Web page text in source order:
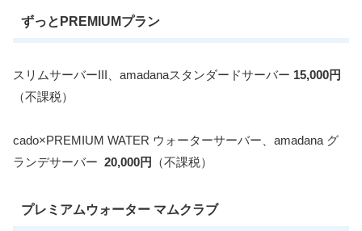
ずっとPREMIUMプラン
スリムサーバーIII、amadanaスタンダードサーバー 15,000円
（不課税）
cado×PREMIUM WATER ウォーターサーバー、amadana グ
ランデサーバー 20,000円 （不課税）
プレミアムウォーター マムクラブ